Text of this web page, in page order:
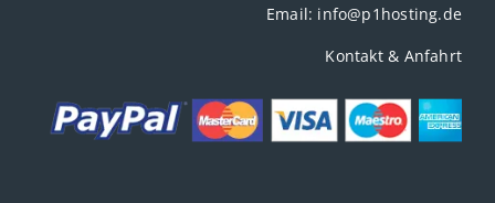
Email: info@p1hosting.de
Kontakt & Anfahrt